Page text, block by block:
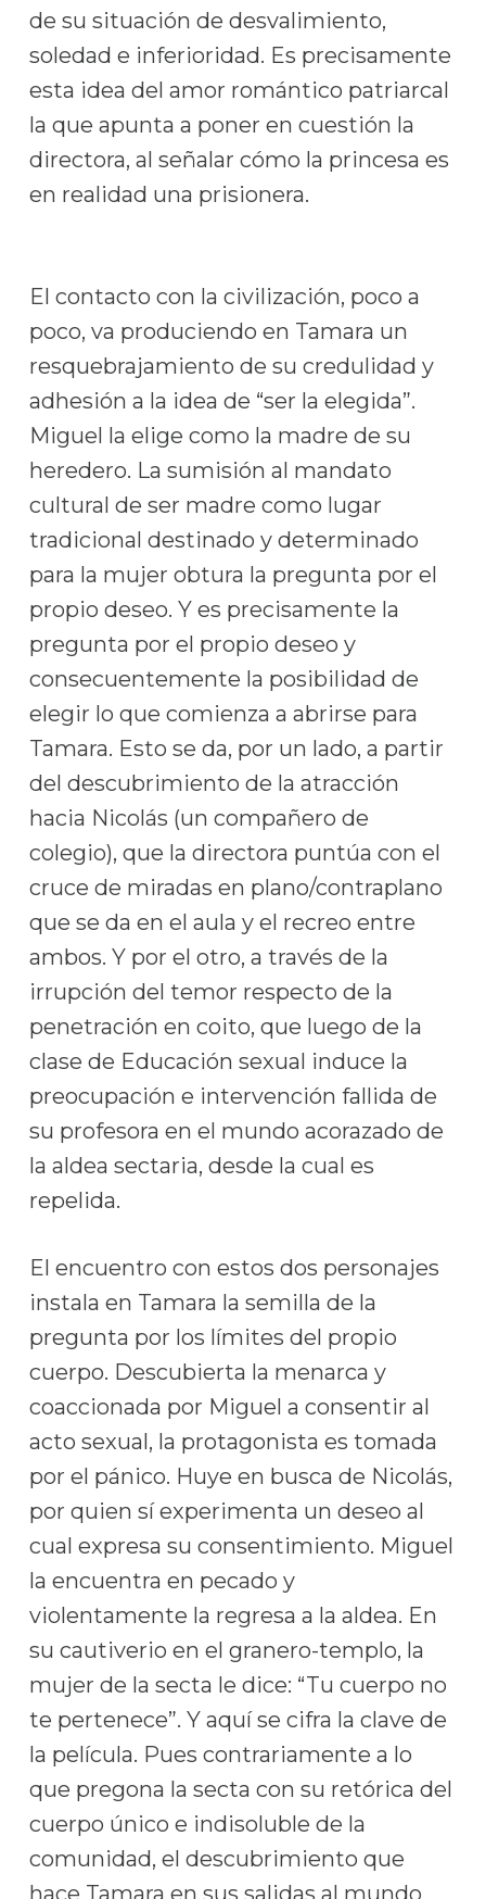
de su situación de desvalimiento,
soledad e inferioridad. Es precisamente
esta idea del amor romántico patriarcal
la que apunta a poner en cuestión la
directora, al señalar cómo la princesa es
en realidad una prisionera.
El contacto con la civilización, poco a
poco, va produciendo en Tamara un
resquebrajamiento de su credulidad y
adhesión a la idea de “ser la elegida”.
Miguel la elige como la madre de su
heredero. La sumisión al mandato
cultural de ser madre como lugar
tradicional destinado y determinado
para la mujer obtura la pregunta por el
propio deseo. Y es precisamente la
pregunta por el propio deseo y
consecuentemente la posibilidad de
elegir lo que comienza a abrirse para
Tamara. Esto se da, por un lado, a partir
del descubrimiento de la atracción
hacia Nicolás (un compañero de
colegio), que la directora puntúa con el
cruce de miradas en plano/contraplano
que se da en el aula y el recreo entre
ambos. Y por el otro, a través de la
irrupción del temor respecto de la
penetración en coito, que luego de la
clase de Educación sexual induce la
preocupación e intervención fallida de
su profesora en el mundo acorazado de
la aldea sectaria, desde la cual es
repelida.
El encuentro con estos dos personajes
instala en Tamara la semilla de la
pregunta por los límites del propio
cuerpo. Descubierta la menarca y
coaccionada por Miguel a consentir al
acto sexual, la protagonista es tomada
por el pánico. Huye en busca de Nicolás,
por quien sí experimenta un deseo al
cual expresa su consentimiento. Miguel
la encuentra en pecado y
violentamente la regresa a la aldea. En
su cautiverio en el granero-templo, la
mujer de la secta le dice: “Tu cuerpo no
te pertenece”. Y aquí se cifra la clave de
la película. Pues contrariamente a lo
que pregona la secta con su retórica del
cuerpo único e indisoluble de la
comunidad, el descubrimiento que
hace Tamara en sus salidas al mundo